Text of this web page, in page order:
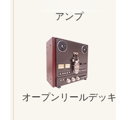
アンプ
オープンリールデッキ